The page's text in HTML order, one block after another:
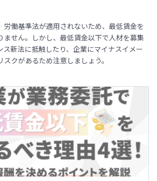
労働基準法が適用されないため、最低賃金を
ません。しかし、最低賃金以下で人材を募集
ス新法に抵触したり、企業にマイナスイメー
クがあるため注意しましょう。